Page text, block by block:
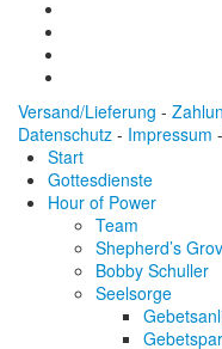
Versand/Lieferung -
Datenschutz - Impressum -
Start
Gottesdienste
Hour of Power
Team
Shepherd’s
Bobby Schuller
Seelsorge